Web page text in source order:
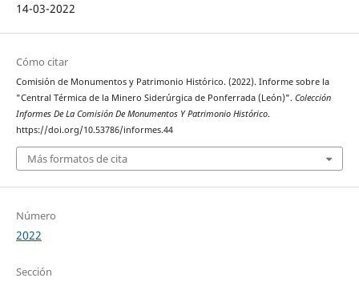
14-03-2022
Cómo citar
Comisión de Monumentos y Patrimonio Histórico. (2022). Informe sobre la
"Central Térmica de la Minero Siderúrgica de Ponferrada (León)". Colección
Informes De La Comisión De Monumentos Y Patrimonio Histórico.
https://doi.org/10.53786/informes.44
Más formatos de cita
Número
2022
Sección